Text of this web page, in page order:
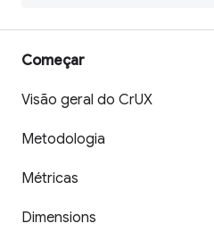
Começar
Visão geral do CrUX
Metodologia
Métricas
Dimensions